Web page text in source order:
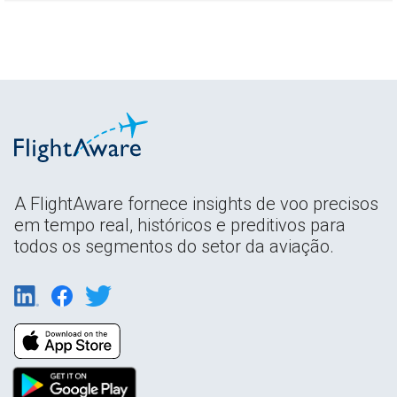
A FlightAware fornece insights de voo precisos
em tempo real, históricos e preditivos para
todos os segmentos do setor da aviação.